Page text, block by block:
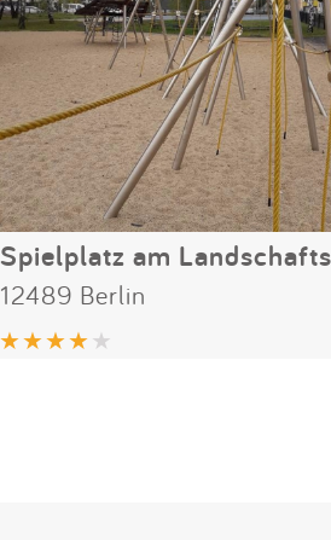
Spielplatz am
12489 Berlin